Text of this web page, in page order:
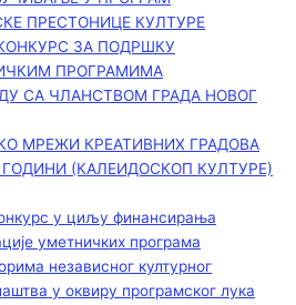
ПРЕСТОНИЦЕ КУЛТУРЕ
ЗА ПОДРШКУ
ПРОГРАМИМА
СА ЧЛАНСТВОМ ГРАДА НОВОГ
МРЕЖИ КРЕАТИВНИХ ГРАДОВА
ГОДИНИ (КАЛЕИДОСКОП КУЛТУРЕ)
у циљу финансирања
уметничких програма
независног културног
у оквиру програмског лука